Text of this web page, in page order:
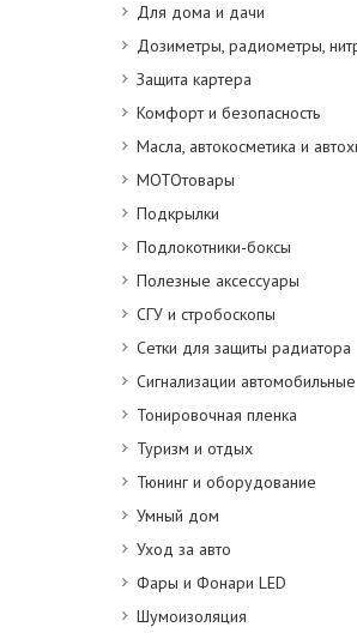
Для дома и дачи
Дозиметры, радиометры,
Защита картера
Комфорт и безопасность
Масла, автокосметика и
МОТОтовары
Подкрылки
Подлокотники-боксы
Полезные аксессуары
СГУ и стробоскопы
Сетки для защиты радиатора
Сигнализации автомобильные
Тонировочная пленка
Туризм и отдых
Тюнинг и оборудование
Умный дом
Уход за авто
Фары и Фонари LED
Шумоизоляция